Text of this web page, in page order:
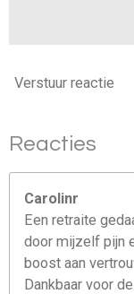
Verstuur reactie
Reacties
Carolinr
Een retraite
door mijzelf pijn
boost aan
Dankbaar voor